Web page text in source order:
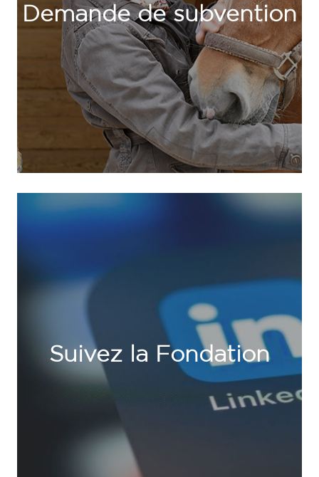
Demande de subvention
Suivez la Fondation